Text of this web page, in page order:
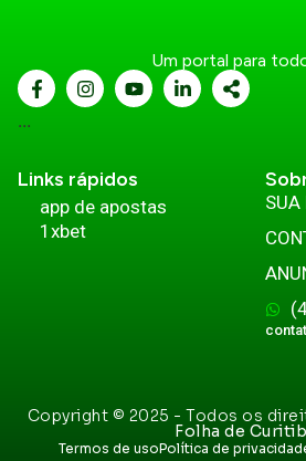
Um portal para
...
Links rápidos
app de apostas
1xbet
SUA
Copyright © 2025 - Todos os
Folha de
Termos de usoPolítica de